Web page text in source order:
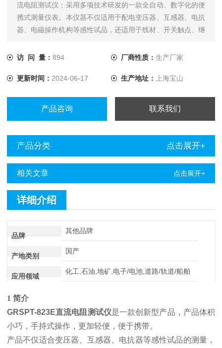
流电阻测试仪；采用多项技术研发的一款全自动、数字化的便
携式测量仪表。本仪器不仅适用于配电变压器、互感器、电抗
器、电磁操作机构等感性试品，还适用于线材、开关触点、继
由于低压线圈采用铜箔绕制，电阻值极低，对此本仪器将电流
访 问 量： 894 厂商性质： 生产厂家
更新时间： 2024-06-17 生产地址： 上海宝山
产品咨询 联系我们
产品分类 点击展开+
相关文章 点击展开+
详细介绍
品牌
其他品牌
产地类别
国产
应用领域
化工,石油,地矿,电子/电池,道路/轨道/船舶
1 简介
GRSPT-823E直流电阻测试仪是一款创新型产品，产品体积
小巧，手持式操作，更加轻便，便于携带。
产品不仅适合变压器、互感器、电抗器等感性试品的测量，